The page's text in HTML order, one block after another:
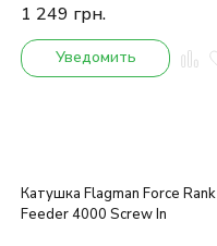
1 249 грн.
Уведомить
Катушка Flagman Force Rank
Feeder 4000 Screw In